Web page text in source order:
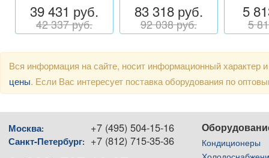
39 431 руб.
42 337 руб.
83 318 руб.
92 038 руб.
5
5
Вся информация на сайте, носит информационный
цены. Если Вас интересует поставка оборудования по
Москва: +7 (495) 504-15-16
Санкт-Петербург: +7 (812) 715-35-36
Кондиционеры